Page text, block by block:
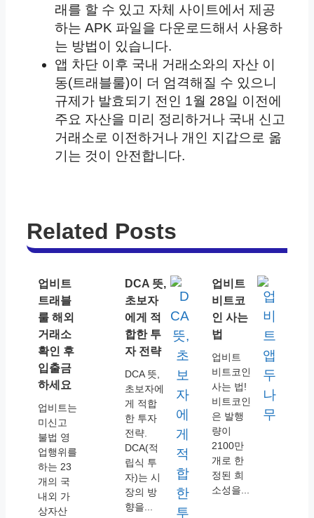
래를 할 수 있고 자체 사이트에서 제공
하는 APK 파일을 다운로드해서 사용하
는 방법이 있습니다.
앱 차단 이후 국내 거래소와의 자산 이
동(트래블룰)이 더 엄격해질 수 있으니
규제가 발효되기 전인 1월 28일 이전에
주요 자산을 미리 정리하거나 국내 신고
거래소로 이전하거나 개인 지갑으로 옮
기는 것이 안전합니다.
Related Posts
업비트
트래블
룰 해외
거래소
확인 후
입출금
하세요
업비트는
미신고
불법 영
업행위를
하는 23
개의 국
내외 가
상자산
DCA 뜻,
초보자
에게 적
합한 투
자 전략
DCA 뜻,
초보자에
게 적합
한 투자
전략.
DCA(적
립식 투
자)는 시
장의 방
향을...
업비트
비트코
인 사는
법
업비트
비트코인
사는 법!
비트코인
은 발행
량이
2100만
개로 한
정된 희
소성을...